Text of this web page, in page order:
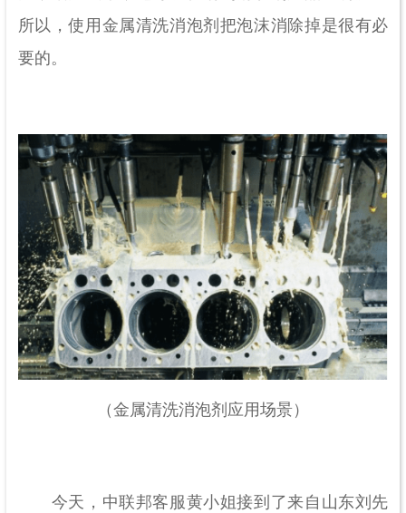
所以，使用金属清洗消泡剂把泡沫消除掉是很有必
要的。
（金属清洗消泡剂应用场景）
今天，中联邦客服黄小姐接到了来自山东刘先